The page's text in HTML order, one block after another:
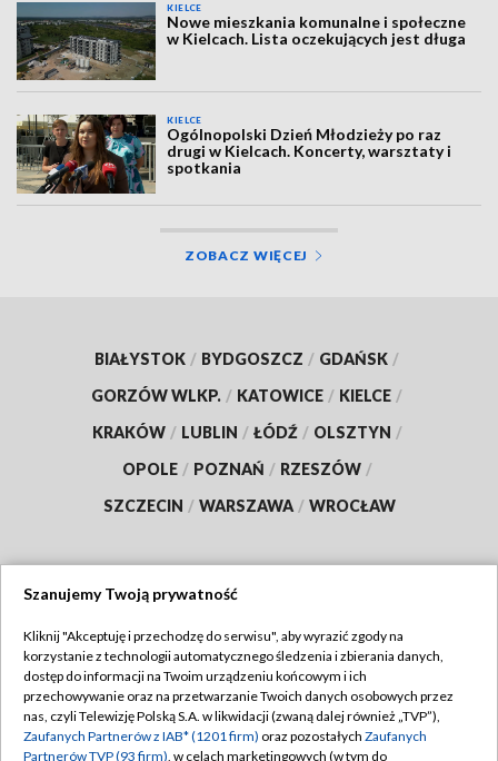
KIELCE
Nowe mieszkania komunalne i społeczne
w Kielcach. Lista oczekujących jest długa
KIELCE
Ogólnopolski Dzień Młodzieży po raz
drugi w Kielcach. Koncerty, warsztaty i
spotkania
ZOBACZ WIĘCEJ
BIAŁYSTOK / BYDGOSZCZ / GDAŃSK /
GORZÓW WLKP. / KATOWICE / KIELCE /
KRAKÓW / LUBLIN / ŁÓDŹ / OLSZTYN /
OPOLE / POZNAŃ / RZESZÓW /
SZCZECIN / WARSZAWA / WROCŁAW
TVP
Abonament TVP
Emisja w TVP
Regulamin TVP
Polityka prywatności
Szanujemy Twoją prywatność
Kliknij "Akceptuję i przechodzę do serwisu", aby wyrazić zgody na
korzystanie z technologii automatycznego śledzenia i zbierania danych,
dostęp do informacji na Twoim urządzeniu końcowym i ich
przechowywanie oraz na przetwarzanie Twoich danych osobowych przez
nas, czyli Telewizję Polską S.A. w likwidacji (zwaną dalej również „TVP”),
Zaufanych Partnerów z IAB* (1201 firm) oraz pozostałych Zaufanych
Partnerów TVP (93 firm), w celach marketingowych (w tym do